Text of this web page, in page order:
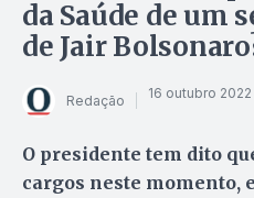
da Saúde de um
de Jair
Redação 16 outubro
O presidente tem dito
cargos neste momento,